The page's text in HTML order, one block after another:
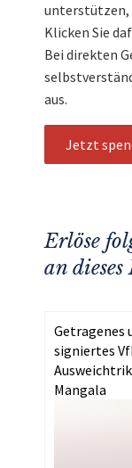
unterstützen,
Klicken Sie
Bei direkten
aus.
Jetzt
Erlöse
an
Getragenes
signiertes
Mangala